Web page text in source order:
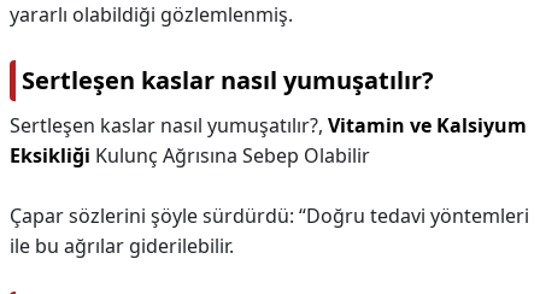
yararlı olabildiği gözlemlenmiş.
Sertleşen kaslar nasıl yumuşatılır?
Sertleşen kaslar nasıl yumuşatılır?, Vitamin ve Kalsiyum
Eksikliği Kulunç Ağrısına Sebep Olabilir
Çapar sözlerini şöyle sürdürdü: “Doğru tedavi yöntemleri
ile bu ağrılar giderilebilir.